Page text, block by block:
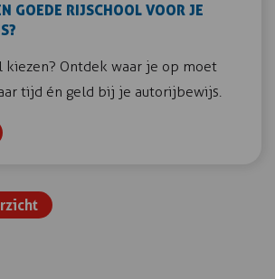
GOEDE RIJSCHOOL VOOR JE
kiezen? Ontdek waar je op moet
tijd én geld bij je autorijbewijs.